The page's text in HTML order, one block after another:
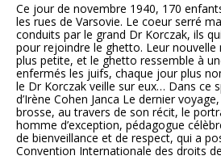
Ce jour de novembre 1940, 170
les rues de Varsovie. Le coeur serré
conduits par le grand Dr Korczak, ils
pour rejoindre le ghetto. Leur nouvelle
plus petite, et le ghetto ressemble à
enfermés les juifs, chaque jour plus
le Dr Korczak veille sur eux… Dans ce
d’Irène Cohen Janca Le dernier
brosse, au travers de son récit, le
homme d’exception, pédagogue
de bienveillance et de respect, qui a
Convention Internationale des droits